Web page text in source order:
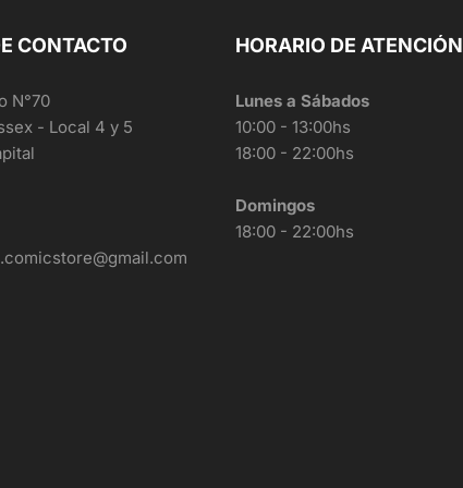
CONTACTO
N°70
- Local 4 y 5
HORARIO DE
Lunes a Sábados
10:00 - 13:00hs
18:00 - 22:00hs
Domingos
18:00 - 22:00hs